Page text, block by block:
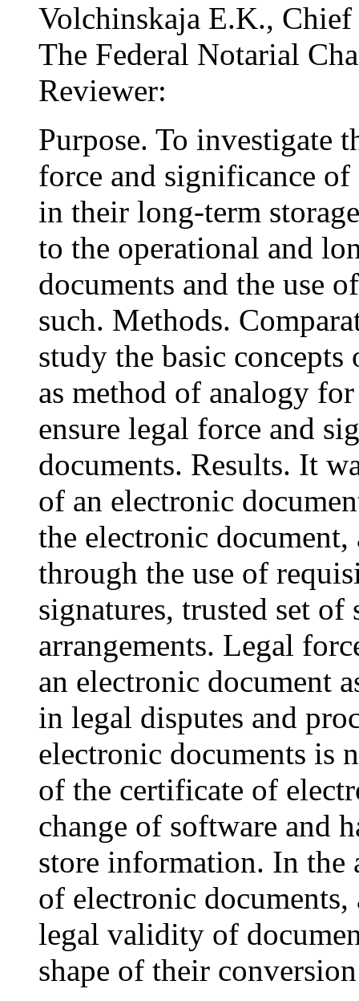
Volchinskaja E.K.,
The Federal Notarial
Reviewer:
Purpose. To investigate
force and significance
in their long-term
to the operational and
documents and the use
such. Methods.
study the basic
as method of analogy
ensure legal force and
documents. Results. It
of an electronic
the electronic
through the use of
signatures, trusted set
arrangements. Legal
an electronic document
in legal disputes and
electronic documents is
of the certificate of
change of software and
store information. In
of electronic
legal validity of
shape of their